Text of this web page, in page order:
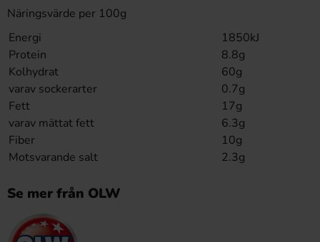
Näringsvärde per 100g
Energi
1850kJ
Protein
8.8g
Kolhydrat
60g
varav sockerarter
0.7g
Fett
17g
varav mättat fett
6.3g
Fiber
10g
Motsvarande salt
2.3g
Se mer från OLW